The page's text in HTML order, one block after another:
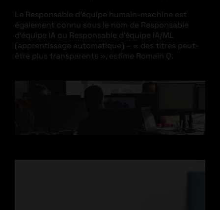
Le Responsable d’équipe humain-machine est
également connu sous le nom de Responsable
d’équipe IA ou Responsable d’équipe IA/ML
(apprentissage automatique) – « des titres peut-
être plus transparents », estime Romain Q.